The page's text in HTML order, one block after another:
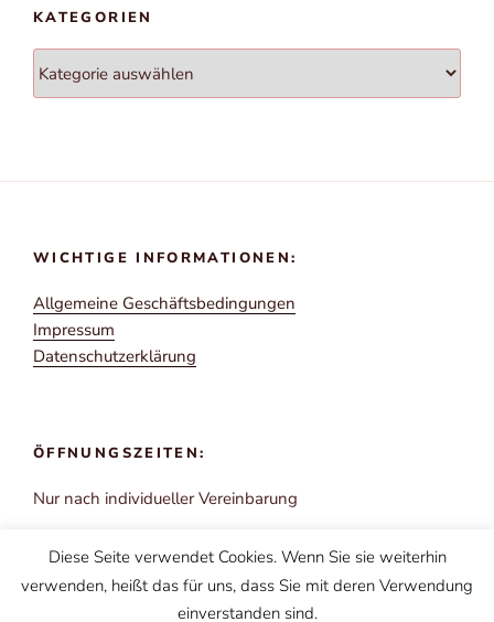
KATEGORIEN
WICHTIGE INFORMATIONEN:
All­ge­mei­ne Geschäftsbedingungen
Impres­sum
Daten­schutz­er­klä­rung
ÖFFNUNGSZEITEN:
Nur nach indi­vi­du­el­ler Vereinbarung
Diese Seite verwendet Cookies. Wenn Sie sie weiterhin
verwenden, heißt das für uns, dass Sie mit deren Verwendung
einverstanden sind.